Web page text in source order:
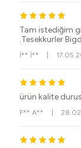
Tam istediğim
.Tesekkurler
İ** İ**
ürün kalite
F** A**